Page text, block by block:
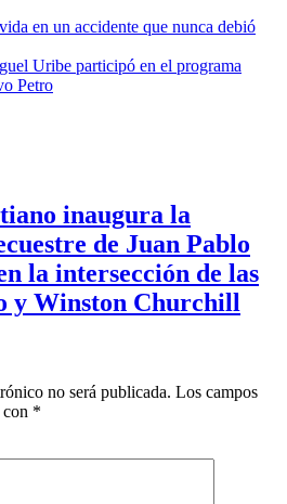
en un accidente que nunca debió
Uribe participó en el programa
Petro
inaugura la
de Juan Pablo
la intersección de las
y Winston Churchill
no será publicada. Los campos
con *